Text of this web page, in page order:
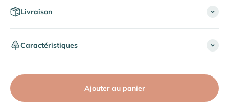
Livraison
Caractéristiques
Ajouter au panier